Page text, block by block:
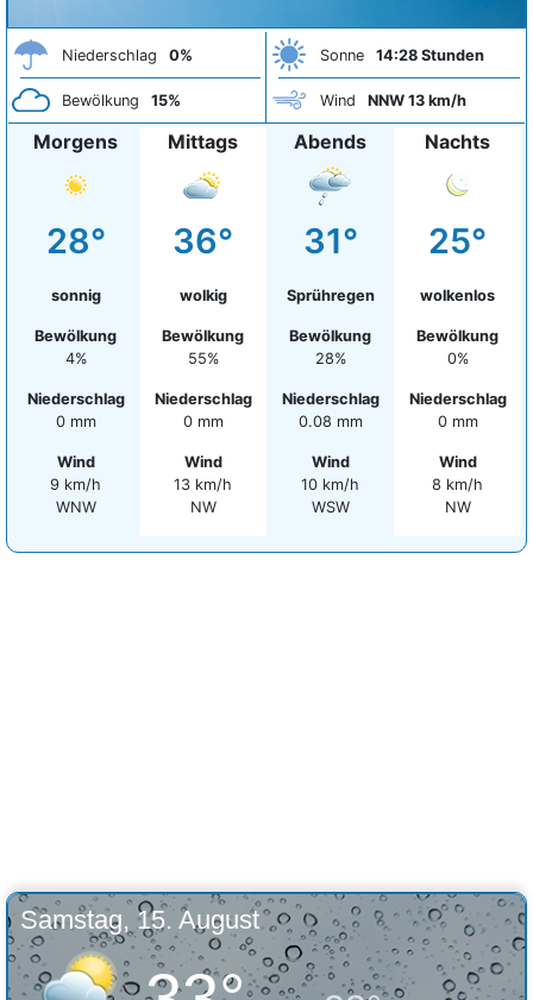
Niederschlag 0%
Bewölkung 15%
Sonne 14:28 Stunden
Wind NNW 13 km/h
Morgens
28°
sonnig
Bewölkung
4%
Niederschlag
0 mm
Wind
9 km/h
WNW
Mittags
36°
wolkig
Bewölkung
55%
Niederschlag
0 mm
Wind
13 km/h
NW
Abends
31°
Sprühregen
Bewölkung
28%
Niederschlag
0.08 mm
Wind
10 km/h
WSW
Nachts
25°
wolkenlos
Bewölkung
0%
Niederschlag
0 mm
Wind
8 km/h
NW
Samstag, 15. August